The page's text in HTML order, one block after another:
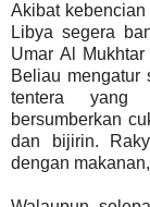
Akibat
Libya segera
Umar Al
Beliau mengatur
tentera yang
bersumberkan
dan bijirin.
dengan